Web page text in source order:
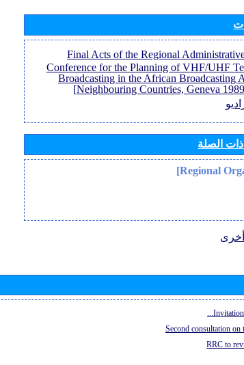
[Final Acts of the Regional
Conference for the Planning of VHF/UHF
Broadcasting in the African Broadcasting
Neighbouring Countries, Geneva
الصلة
Second consultation
RRC to